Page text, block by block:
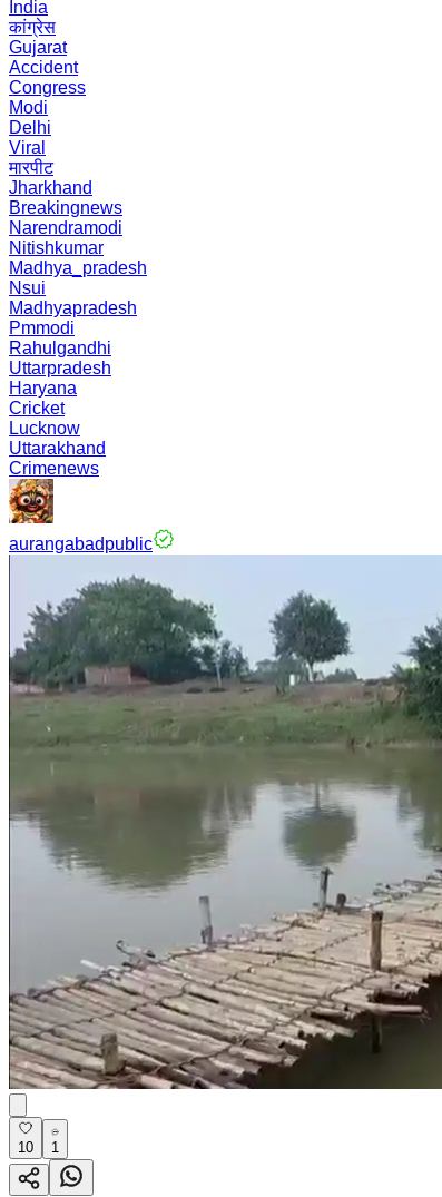
India
कांग्रेस
Gujarat
Accident
Congress
Modi
Delhi
Viral
मारपीट
Jharkhand
Breakingnews
Narendramodi
Nitishkumar
Madhya_pradesh
Nsui
Madhyapradesh
Pmmodi
Rahulgandhi
Uttarpradesh
Haryana
Cricket
Lucknow
Uttarakhand
Crimenews
aurangabadpublic
10 1